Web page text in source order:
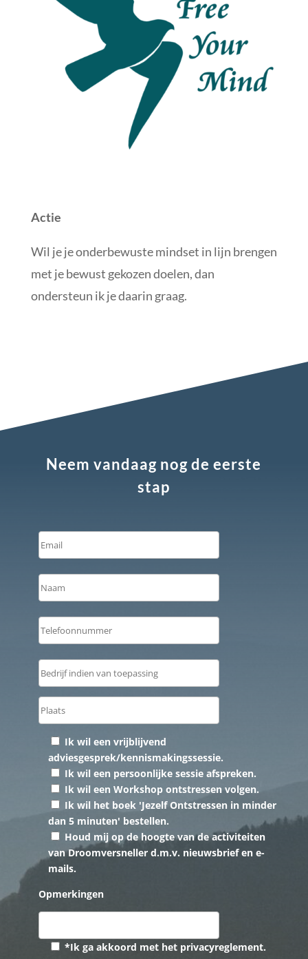
Actie
Wil je je onderbewuste mindset in lijn brengen
met je bewust gekozen doelen, dan
ondersteun ik je daarin graag.
Neem vandaag nog de eerste
stap
Ik wil een vrijblijvend
adviesgesprek/kennismakingssessie.
Ik wil een persoonlijke sessie afspreken.
Ik wil een Workshop ontstressen volgen.
Ik wil het boek 'Jezelf Ontstressen in minder
dan 5 minuten' bestellen.
Houd mij op de hoogte van de activiteiten
van Droomversneller d.m.v. nieuwsbrief en e-
mails.
Opmerkingen
*Ik ga akkoord met het privacyreglement.